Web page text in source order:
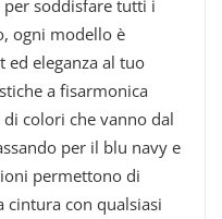
soddisfare tutti i
ogni modello è
eleganza al tuo
a fisarmonica
colori che vanno dal
per il blu navy e
permettono di
cintura con qualsiasi